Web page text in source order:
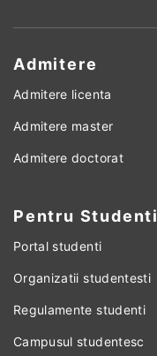
Admitere
Admitere licenta
Admitere master
Admitere doctorat
Pentru Studenti
Portal studenti
Organizatii studentesti
Regulamente studenti
Campusul studentesc